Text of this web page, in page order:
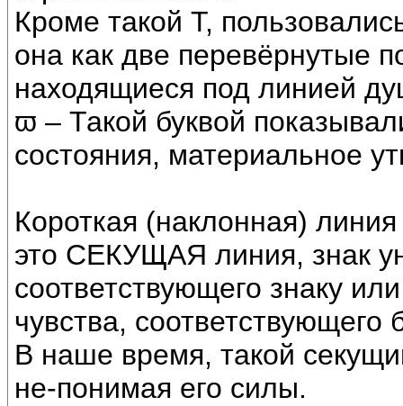
Кроме такой Т,
она как две перевёрнутые
находящиеся под линией
ϖ – Такой буквой
состояния, материальное
Короткая (наклонная)
это СЕКУЩАЯ линия, знак
соответствующего знаку
чувства,
В наше время, такой
не-понимая его силы.